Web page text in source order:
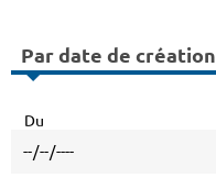
Par date de création
Du